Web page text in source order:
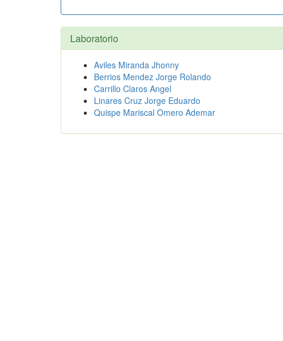
Laboratorio
Aviles Miranda Jhonny
Berrios Mendez Jorge Rolando
Carrillo Claros Angel
Linares Cruz Jorge Eduardo
Quispe Mariscal Omero Ademar